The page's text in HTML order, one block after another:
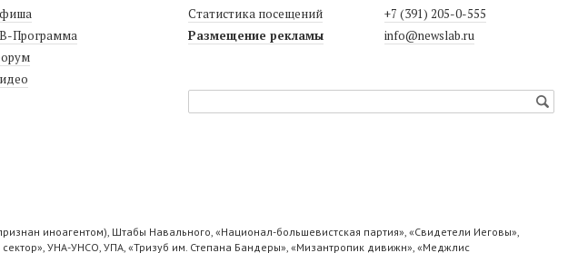
Программа
Статистика посещений
Размещение рекламы
+7 (391) 205-0-555
info@newslab.ru
иноагентом), Штабы Навального, «Национал-большевистская партия», «Свидетели Иеговы»,
УНА-УНСО, УПА, «Тризуб им. Степана Бандеры», «Мизантропик дивижн», «Меджлис